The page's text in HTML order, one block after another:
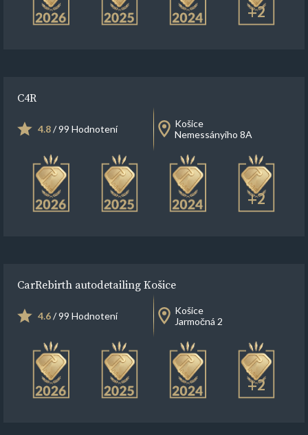
+2
C4R
4.8/ 99 Hodnotení
Košice
Nemessányiho 8A
+2
CarRebirth autodetailing Košice
4.6/ 99 Hodnotení
Košice
Jarmočná 2
+2